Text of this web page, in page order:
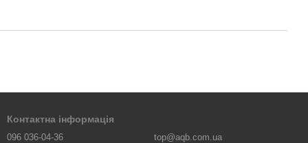
Контактна інформація
096 036-04-36
top@aqb.com.ua